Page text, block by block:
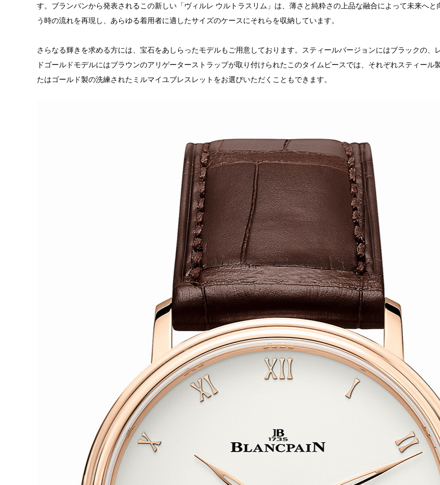
す。ブランパンから発表されるこの新しい「ヴィルレ ウルトラスリム」は、薄さと純粋さの上品な融合によって未来へと
う時の流れを再現し、あらゆる着用者に適したサイズのケースにそれらを収納しています。
さらなる輝きを求める方には、宝石をあしらったモデルもご用意しております。スティールバージョンにはブラックの、
ドゴールドモデルにはブラウンのアリゲーターストラップが取り付けられたこのタイムピースでは、それぞれスティール
たはゴールド製の洗練されたミルマイユブレスレットをお選びいただくこともできます。